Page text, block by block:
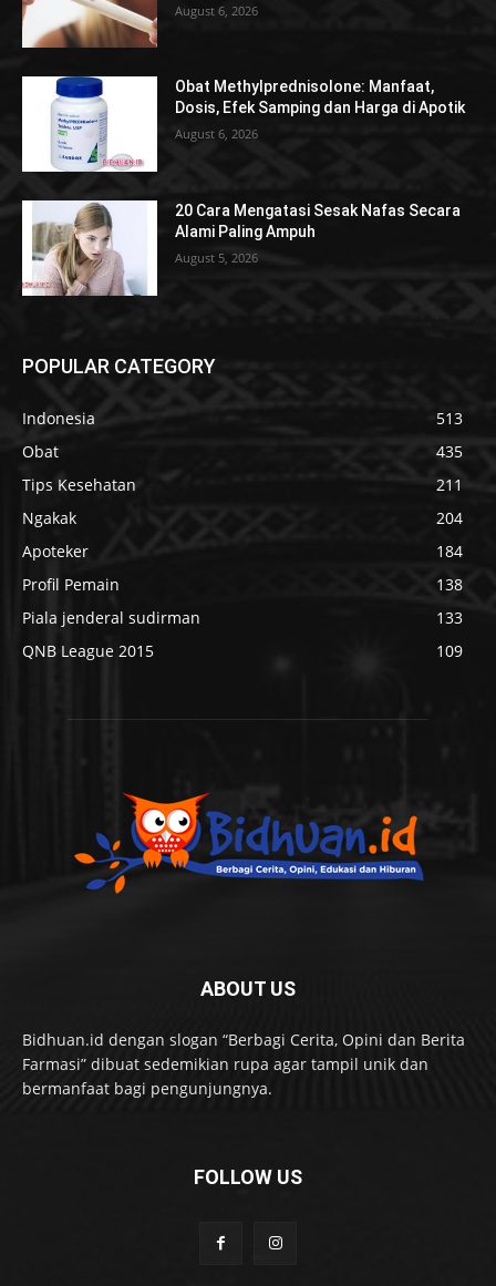
August 6, 2026
Obat Methylprednisolone: Manfaat,
Dosis, Efek Samping dan Harga di Apotik
August 6, 2026
20 Cara Mengatasi Sesak Nafas Secara
Alami Paling Ampuh
August 5, 2026
POPULAR CATEGORY
Indonesia
513
Obat
435
Tips Kesehatan
211
Ngakak
204
Apoteker
184
Profil Pemain
138
Piala jenderal sudirman
133
QNB League 2015
109
ABOUT US
Bidhuan.id dengan slogan “Berbagi Cerita, Opini dan Berita
Farmasi” dibuat sedemikian rupa agar tampil unik dan
bermanfaat bagi pengunjungnya.
FOLLOW US